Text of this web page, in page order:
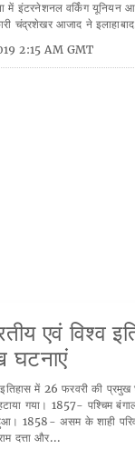
में इंटरनेशनल वर्किंग यूनियन
चंद्रशेखर आजाद ने
2:15 AM GMT
एवं विश्व
घटनाएं
इतिहास में 26 फरवरी की
गया। 1857- पश्चिम
1858- असम के शाही
दत्ता और...